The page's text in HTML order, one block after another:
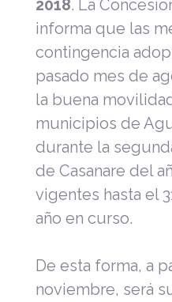
2018. La
informa que las
contingencia
pasado mes de
la buena
municipios de
durante la
de Casanare del
vigentes hasta el
año en curso.
De esta forma, a
noviembre, será